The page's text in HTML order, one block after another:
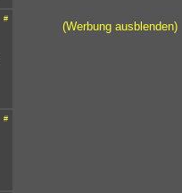
#
#
(Werbung ausblenden)